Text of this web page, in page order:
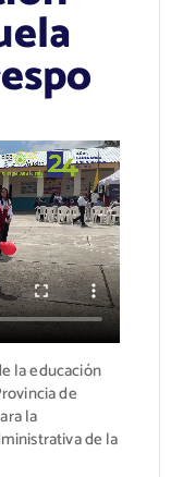
la educación
de
la
de la